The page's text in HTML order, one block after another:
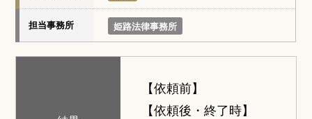
担当事務所 姫路法律事務所
【依頼前】
【依頼後・終了時】